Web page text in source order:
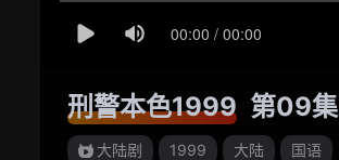
刑警本色1999 第09集
大陆剧 1999 大陆 国语